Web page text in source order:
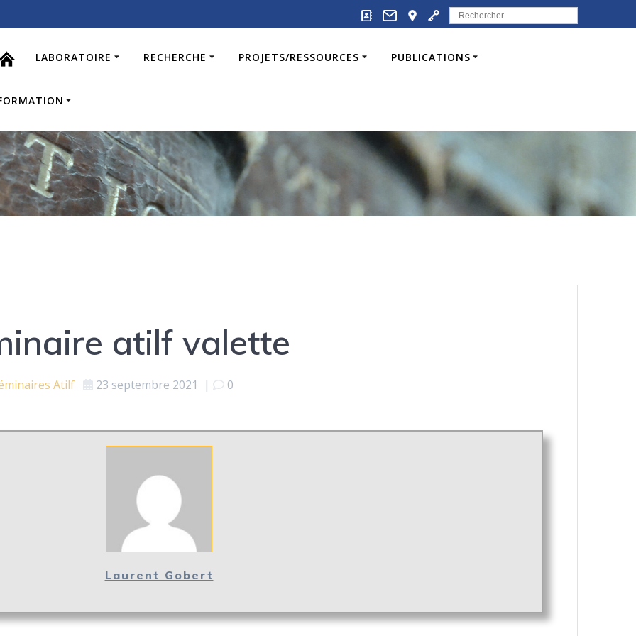
Search
for:
LABORATOIRE RECHERCHE PROJETS/RESSOURCES PUBLICATIONS
atilf valette
Atilf 23 septembre 2021 | 0
Laurent Gobert